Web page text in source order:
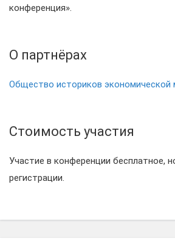
конференция».
О партнёрах
Общество историков экономической
Стоимость участия
Участие в конференции бесплатное,
регистрации.